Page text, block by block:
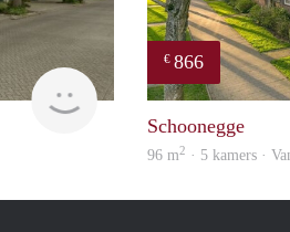
finder
€ 866
Schoonegge
96 m2 · 5 kamers ·